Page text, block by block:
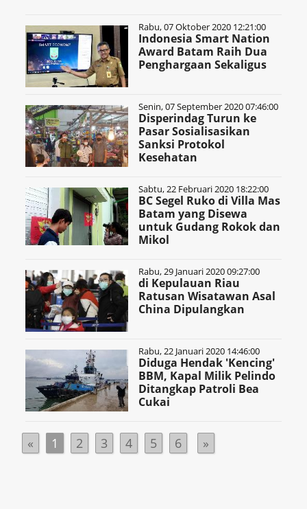
Rabu, 07 Oktober 2020 12:21:00
Indonesia Smart Nation
Award Batam Raih Dua
Penghargaan Sekaligus
Senin, 07 September 2020 07:46:00
Disperindag Turun ke
Pasar Sosialisasikan
Sanksi Protokol
Kesehatan
Sabtu, 22 Februari 2020 18:22:00
BC Segel Ruko di Villa Mas
Batam yang Disewa
untuk Gudang Rokok dan
Mikol
Rabu, 29 Januari 2020 09:27:00
di Kepulauan Riau
Ratusan Wisatawan Asal
China Dipulangkan
Rabu, 22 Januari 2020 14:46:00
Diduga Hendak 'Kencing'
BBM, Kapal Milik Pelindo
Ditangkap Patroli Bea
Cukai
« 1 2 3 4 5 6 »